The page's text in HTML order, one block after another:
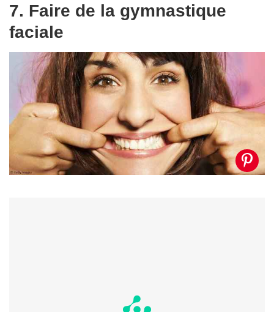
7. Faire de la gymnastique
faciale